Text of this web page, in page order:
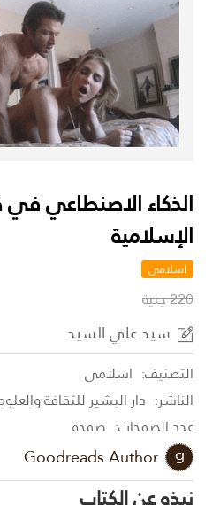
الذكاء الاصنطاعي
الإسلامية
اسلامى
220 جنية
سيد علي السيد
التصنيف: اسلامى
الناشر: دار البشير للثقافة
عدد الصفحات: صفحة
Goodreads Author